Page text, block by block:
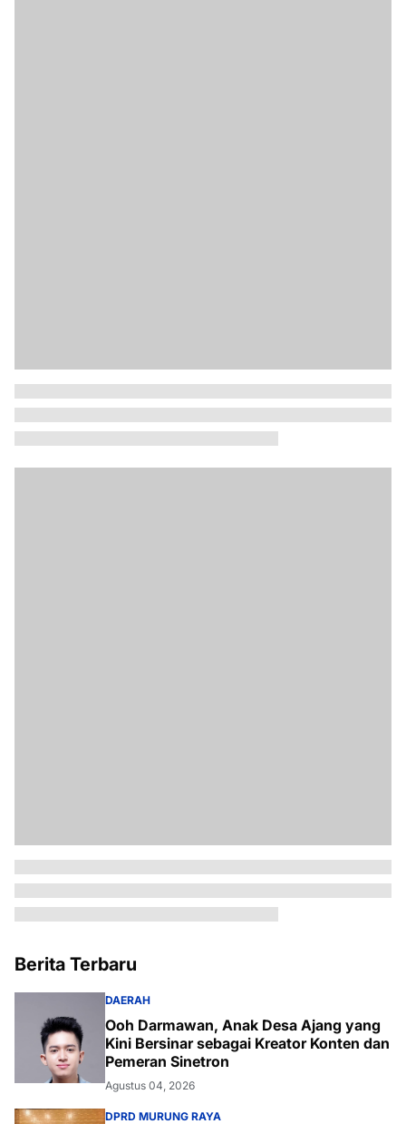
Berita Terbaru
DAERAH
Ooh Darmawan, Anak Desa Ajang yang
Kini Bersinar sebagai Kreator Konten dan
Pemeran Sinetron
Agustus 04, 2026
DPRD MURUNG RAYA